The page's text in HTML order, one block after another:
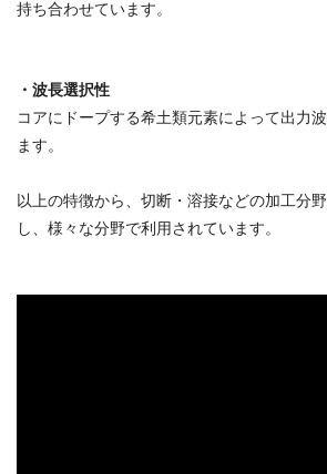
持ち合わせています。
・波長選択性
コアにドープする希土類元素によって出力
ます。
以上の特徴から、切断・溶接などの加工分
し、様々な分野で利用されています。